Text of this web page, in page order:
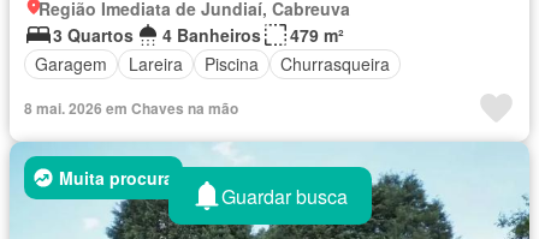
Região Imediata de Jundiaí, Cabreuva
3 Quartos
4 Banheiros
479 m²
Garagem
Lareira Piscina Churrasqueira
8 mai. 2026 em Chaves na mão
Muita procura
Guardar busca